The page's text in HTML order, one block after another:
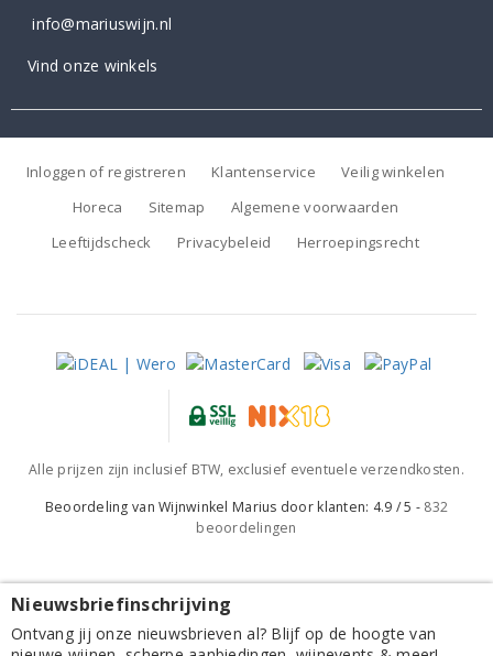
Manincor Vigneti delle Dolomiti Rosso Cassiano 2023
info@mariuswijn.nl
Vind onze winkels
Inloggen of registreren Klantenservice
Veilig winkelen
Horeca
Sitemap
Algemene voorwaarden
Leeftijdscheck
Privacybeleid Herroepingsrecht
Alle prijzen zijn inclusief BTW, exclusief eventuele verzendkosten.
Beoordeling vanWijnwinkel Marius door klanten: 4.9 /5 - 832
beoordelingen
Nieuwsbriefinschrijving
Ontvang jij onze nieuwsbrieven al? Blijf op de hoogte van